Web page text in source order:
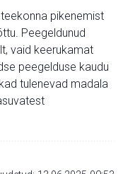
pikenemist
Peegeldunud
vaid keerukamat
peegelduse kaudu
tulenevad madala